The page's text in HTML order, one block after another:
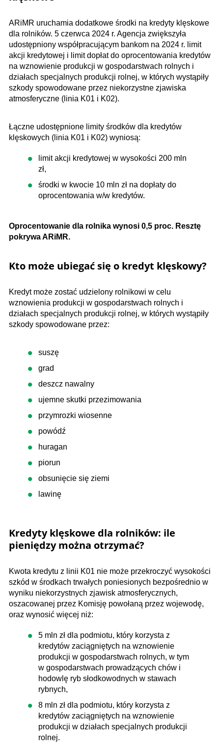
ARiMR uruchamia dodatkowe środki na kredyty klęskowe
dla rolników. 5 czerwca 2024 r. Agencja zwiększyła
udostępniony współpracującym bankom na 2024 r. limit
akcji kredytowej i limit dopłat do oprocentowania kredytów
na wznowienie produkcji w gospodarstwach rolnych i
działach specjalnych produkcji rolnej, w których wystąpiły
szkody spowodowane przez niekorzystne zjawiska
atmosferyczne (linia K01 i K02).
Łączne udostępnione limity środków dla kredytów
klęskowych (linia K01 i K02) wyniosą:
limit akcji kredytowej w wysokości 200 mln
zł,
środki w kwocie 10 mln zł na dopłaty do
oprocentowania w/w kredytów.
Oprocentowanie dla rolnika wynosi 0,5 proc. Resztę
pokrywa ARiMR.
Kto może ubiegać się o kredyt klęskowy?
Kredyt może zostać udzielony rolnikowi w celu
wznowienia produkcji w gospodarstwach rolnych i
działach specjalnych produkcji rolnej, w których wystąpiły
szkody spowodowane przez:
suszę
grad
deszcz nawalny
ujemne skutki przezimowania
przymrozki wiosenne
powódź
huragan
piorun
obsunięcie się ziemi
lawinę
Kredyty klęskowe dla rolników: ile
pieniędzy można otrzymać?
Kwota kredytu z linii K01 nie może przekroczyć wysokości
szkód w środkach trwałych poniesionych bezpośrednio w
wyniku niekorzystnych zjawisk atmosferycznych,
oszacowanej przez Komisję powołaną przez wojewodę,
oraz wynosić więcej niż:
5 mln zł dla podmiotu, który korzysta z
kredytów zaciągniętych na wznowienie
produkcji w gospodarstwach rolnych, w tym
w gospodarstwach prowadzących chów i
hodowlę ryb słodkowodnych w stawach
rybnych,
8 mln zł dla podmiotu, który korzysta z
kredytów zaciągniętych na wznowienie
produkcji w działach specjalnych produkcji
rolnej.